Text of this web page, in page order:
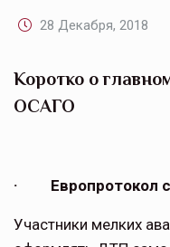
28 Декабря, 2018
Коротко о
ОСАГО
· Европротокол
Участники мелких